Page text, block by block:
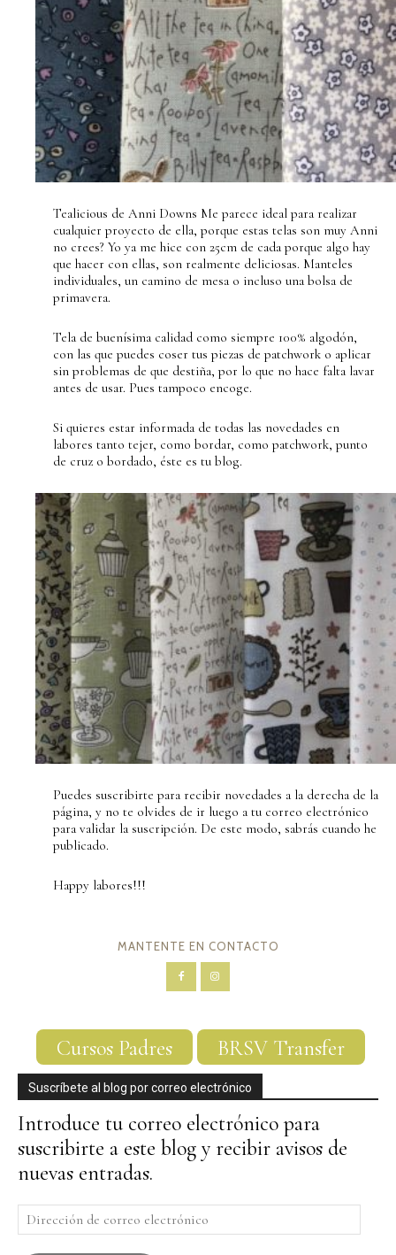
Tealicious de Anni Downs Me parece ideal para realizar
cualquier proyecto de ella, porque estas telas son muy Anni
no crees? Yo ya me hice con 25cm de cada porque algo hay
que hacer con ellas, son realmente deliciosas. Manteles
individuales, un camino de mesa o incluso una bolsa de
primavera.
Tela de buenísima calidad como siempre 100% algodón,
con las que puedes coser tus piezas de patchwork o aplicar
sin problemas de que destiña, por lo que no hace falta lavar
antes de usar. Pues tampoco encoge.
Si quieres estar informada de todas las novedades en
labores tanto tejer, como bordar, como patchwork, punto
de cruz o bordado, éste es tu blog.
Puedes suscribirte para recibir novedades a la derecha de la
página, y no te olvides de ir luego a tu correo electrónico
para validar la suscripción. De este modo, sabrás cuando he
publicado.
Happy labores!!!
MANTENTE EN CONTACTO
Cursos Padres BRSV Transfer
Suscríbete al blog por correo electrónico
Introduce tu correo electrónico para
suscribirte a este blog y recibir avisos de
nuevas entradas.
Dirección
de